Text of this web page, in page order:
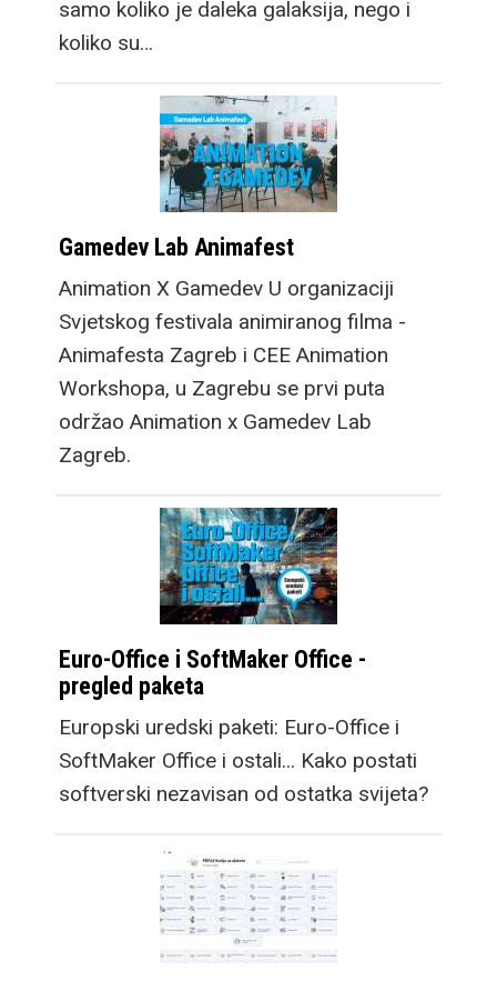
samo koliko je daleka galaksija, nego i
koliko su…
Gamedev Lab Animafest
Animation X Gamedev U organizaciji
Svjetskog festivala animiranog filma -
Animafesta Zagreb i CEE Animation
Workshopa, u Zagrebu se prvi puta
održao Animation x Gamedev Lab
Zagreb.
Euro-Office i SoftMaker Office -
pregled paketa
Europski uredski paketi: Euro-Office i
SoftMaker Office i ostali... Kako postati
softverski nezavisan od ostatka svijeta?